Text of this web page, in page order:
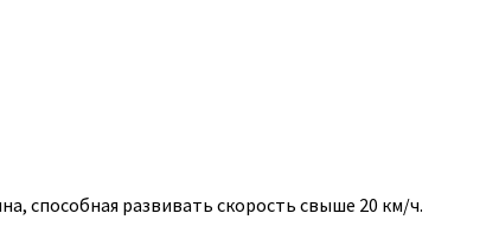
способная развивать скорость свыше 20 км/ч.